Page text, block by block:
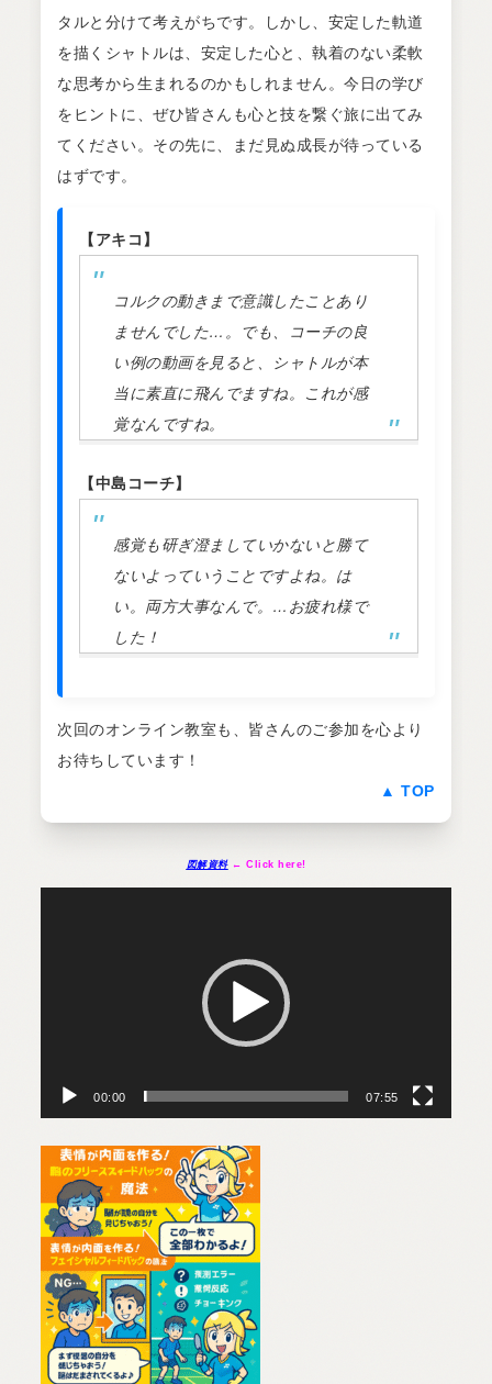
タルと分けて考えがちです。しかし、安定した軌道
を描くシャトルは、安定した心と、執着のない柔軟
な思考から生まれるのかもしれません。今日の学び
をヒントに、ぜひ皆さんも心と技を繋ぐ旅に出てみ
てください。その先に、まだ見ぬ成長が待っている
はずです。
【アキコ】
コルクの動きまで意識したことあり
ませんでした…。でも、コーチの良
い例の動画を見ると、シャトルが本
当に素直に飛んでますね。これが感
覚なんですね。
【中島コーチ】
感覚も研ぎ澄ましていかないと勝て
ないよっていうことですよね。は
い。両方大事なんで。…お疲れ様で
した！
次回のオンライン教室も、皆さんのご参加を心より
お待ちしています！
▲ TOP
図解資料 ← Click here!
ヤ
00:00 07:55